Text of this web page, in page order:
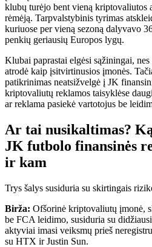
klubų turėjo bent vieną kriptovaliutos
rėmėją. Tarpvalstybinis tyrimas
kuriuose per vieną sezoną dalyvavo
penkių geriausių Europos lygų.
Klubai paprastai elgėsi sąžiningai,
atrodė kaip įsitvirtinusios įmonės.
patikrinimas neatsižvelgė į JK
kriptovaliutų reklamos taisyklėse
ar reklama pasiekė vartotojus be
Ar tai nusikaltimas?
JK futbolo finansinės
ir kam
Trys šalys susiduria su skirtingais
Birža: Ofšorinė kriptovaliutų įmonė,
be FCA leidimo, susiduria su
aktyviai imasi veiksmų prieš
su HTX ir Justin Sun.